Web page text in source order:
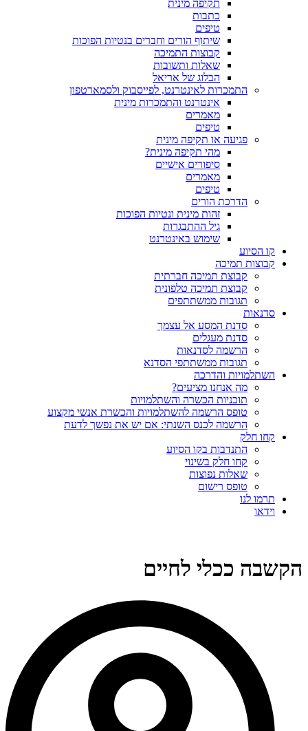
תקיפה מינית
כתבות
טיפים
שיתוף הורים וחברים בנטיות הפוכות
קבוצות התמיכה
שאלות ותשובות
הבלוג של אריאל
התמכרות לאינטרנט, לפייסבוק ולסמארטפון
אינטרנט והתמכרות מינית
מאמרים
טיפים
פגיעה או תקיפה מינית
מהי תקיפה מינית?
סיפורים אישיים
מאמרים
טיפים
הדרכת הורים
זהות מינית ונטיות הפוכות
גיל ההתבגרות
שימוש באינטרנט
קו הסיוע
קבוצות תמיכה
קבוצת תמיכה חברתית
קבוצת תמיכה טלפונית
תגובות ממשתתפים
סדנאות
סדנת המסע אל עצמך
סדנת מעגלים
הרשמה לסדנאות
תגובות ממשתתפי הסדנא
השתלמויות והדרכה
מה אנחנו מציעים?
תוכניות הכשרה והשתלמויות
טופס הרשמה להשתלמויות והכשרת אנשי מקצוע
הרשמה לכנס השנתי: אם יש את נפשך לדעת
קחו חלק
התנדבות בקו הסיוע
קחו חלק בשינוי
שאלות נפוצות
טופס רישום
תרמו לנו
וידאו
הקשבה ככלי לחיים